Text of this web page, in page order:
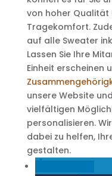
von hoher Qualität
Tragekomfort.
auf alle Sweater
Lassen Sie Ihre
Einheit erscheinen
unsere Website
vielfältigen
personalisieren.
dabei zu helfen,
gestalten.